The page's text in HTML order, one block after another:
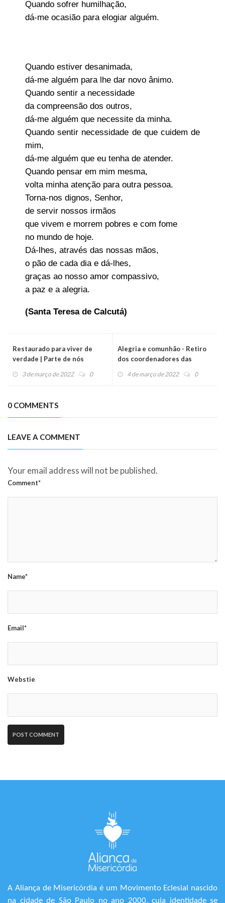
Quando sofrer humilhação,
dá-me ocasião para elogiar alguém.
Quando estiver desanimada,
dá-me alguém para lhe dar novo ânimo.
Quando sentir a necessidade
da compreensão dos outros,
dá-me alguém que necessite da minha.
Quando sentir necessidade de que cuidem de
mim,
dá-me alguém que eu tenha de atender.
Quando pensar em mim mesma,
volta minha atenção para outra pessoa.
Torna-nos dignos, Senhor,
de servir nossos irmãos
que vivem e morrem pobres e com fome
no mundo de hoje.
Dá-lhes, através das nossas mãos,
o pão de cada dia e dá-lhes,
graças ao nosso amor compassivo,
a paz e a alegria.
(Santa Teresa de Calcutá)
Restaurado para viver de
verdade | Parte de nós
3 de março de 2022 0
Alegria e comunhão - Retiro
dos coordenadores das
4 de março de 2022 0
0 COMMENTS
LEAVE A COMMENT
Your email address will not be published.
Comment*
Name*
Email*
Webstie
A Aliança de Misericórdia é um Movimento Eclesial nascido
na cidade de São Paulo no ano 2000, cuja identidade se